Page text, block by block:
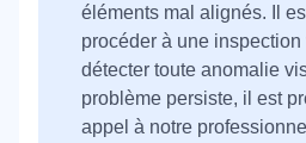
éléments mal alignés. Il
procéder à une
détecter toute anomalie
problème persiste, il est
appel à notre